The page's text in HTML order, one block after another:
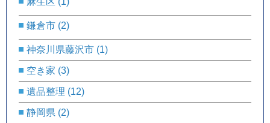
鎌倉市 (2)
神奈川県藤沢市 (1)
空き家 (3)
遺品整理 (12)
静岡県 (2)